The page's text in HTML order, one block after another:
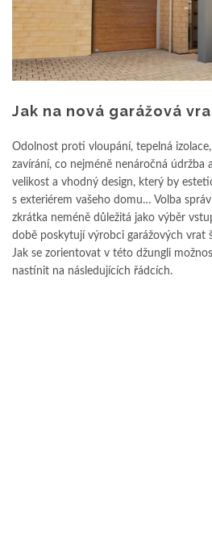
Jak na nová garážová
Odolnost proti vloupání, tepelná
zavírání, co nejméně nenáročná údržba
velikost a vhodný design, který by
s exteriérem vašeho domu… Volba
zkrátka neméně důležitá jako výběr
době poskytují výrobci garážových vrat
Jak se zorientovat v této džungli
nastínit na následujících řádcích.